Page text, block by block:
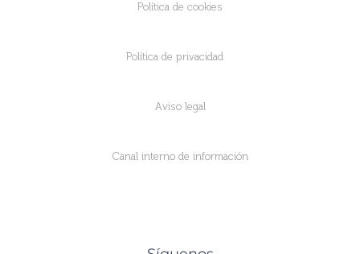
Política de cookies
Política de privacidad
Aviso legal
Canal interno de información